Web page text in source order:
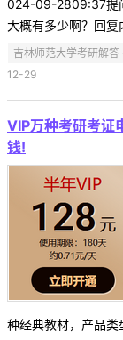
024-09-2809:37提
大概有多少啊？回
吉林师范大学考研解
12-29
VIP万种考研考证
钱!
种经典教材，产品